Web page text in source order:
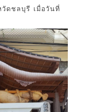
ดชลบุรี เมื่อวันที่